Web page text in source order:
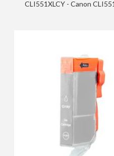
CLI551XLCY - Canon